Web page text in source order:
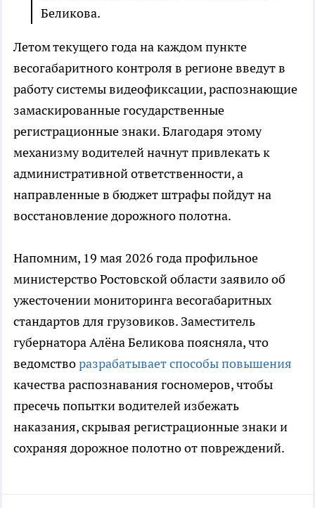
Беликова.
Летом текущего года на каждом пункте
весогабаритного контроля в регионе введут в
работу системы видеофиксации, распознающие
замаскированные государственные
регистрационные знаки. Благодаря этому
механизму водителей начнут привлекать к
административной ответственности, а
направленные в бюджет штрафы пойдут на
восстановление дорожного полотна.
Напомним, 19 мая 2026 года профильное
министерство Ростовской области заявило об
ужесточении мониторинга весогабаритных
стандартов для грузовиков. Заместитель
губернатора Алёна Беликова поясняла, что
ведомстворазрабатывает способы повышения
качества распознавания госномеров, чтобы
пресечь попытки водителей избежать
наказания, скрывая регистрационные знаки и
сохраняя дорожное полотно от повреждений.